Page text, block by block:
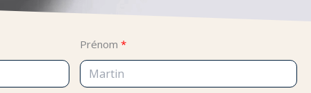
Prénom